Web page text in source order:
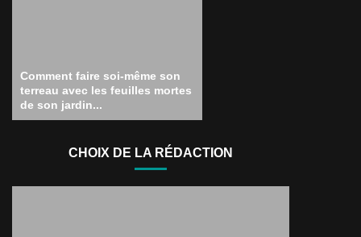
Comment faire soi-même son
terreau avec les feuilles mortes
de son jardin...
CHOIX DE LA RÉDACTION